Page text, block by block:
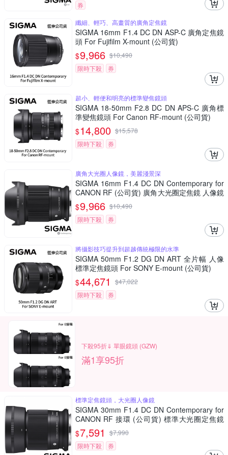
券
纖細、輕巧、高畫質的廣角定焦鏡
SIGMA 16mm F1.4 DC DN ASP-C 廣角定焦鏡
頭 For Fujifilm X-mount (公司貨)
$9,966 $10,490
限時下殺
券
超小、輕便和明亮的標準變焦鏡頭
SIGMA 18-50mm F2.8 DC DN APS-C 廣角標
準變焦鏡頭 For Canon RF-mount (公司貨)
$14,800 $15,578
限時下殺
券
廣角大光圈人像鏡，美麗淺景深
SIGMA 16mm F1.4 DC DN Contemporary for
CANON RF (公司貨) 廣角大光圈定焦鏡 人像鏡
APS-C 無反微單眼專用鏡頭
$9,966 $10,490
限時下殺
券
將攝影技巧提升到超越傳統極限的水準
SIGMA 50mm F1.2 DG DN ART 全片幅 人像
標準定焦鏡頭 For SONY E-mount (公司貨)
$44,671 $47,022
限時下殺
券
下殺95折⇓ 單眼鏡頭 (GZW)
滿1享95折
標準定焦鏡頭，大光圈人像鏡
SIGMA 30mm F1.4 DC DN Contemporary for
CANON RF 接環 (公司貨) 標準大光圈定焦鏡
人像鏡 APS-C 無反微單眼專用鏡頭
$7,591 $7,990
限時下殺
券